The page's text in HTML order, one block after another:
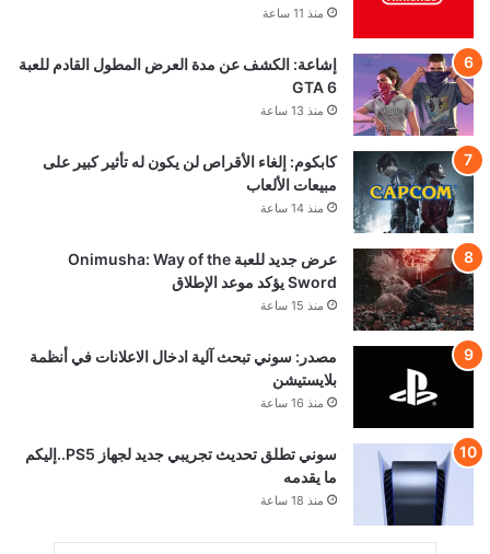
منذ 11 ساعة
إشاعة: الكشف عن مدة العرض المطول القادم للعبة
GTA 6
منذ 13 ساعة
كابكوم: إلغاء الأقراص لن يكون له تأثير كبير على
مبيعات الألعاب
منذ 14 ساعة
عرض جديد للعبة Onimusha: Way of the
Sword يؤكد موعد الإطلاق
منذ 15 ساعة
مصدر: سوني تبحث آلية ادخال الاعلانات في أنظمة
بلايستيشن
منذ 16 ساعة
سوني تطلق تحديث تجريبي جديد لجهاز PS5..إليكم
ما يقدمه
منذ 18 ساعة